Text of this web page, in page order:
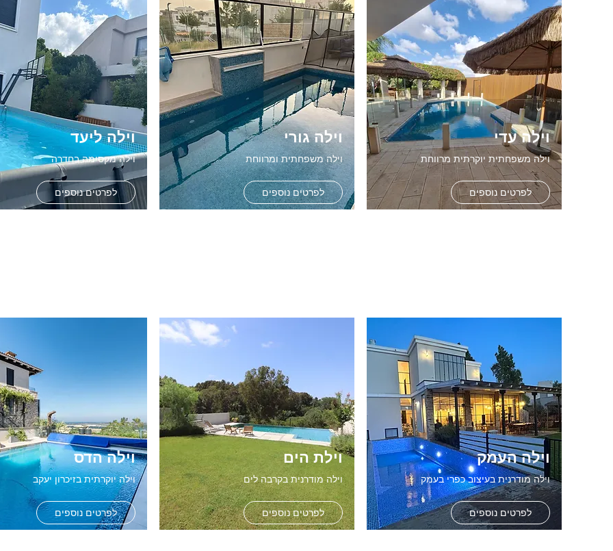
וילה עדי
וילה משפחתית יוקרתית מרווחת
לפרטים נוספים
וילה העמק
וילה מודרנית בעיצוב כפרי בעמק
לפרטים נוספים
וילה גורי
וילה משפחתית ומרווחת
לפרטים נוספים
וילת הים
וילה מודרנית בקרבה לים
לפרטים נוספים
וילה ליעד
וילה מקסימה בחדרה
לפרטים נוספים
וילה הדס
וילה יוקרתית בזיכרון יעקב
לפרטים נוספים